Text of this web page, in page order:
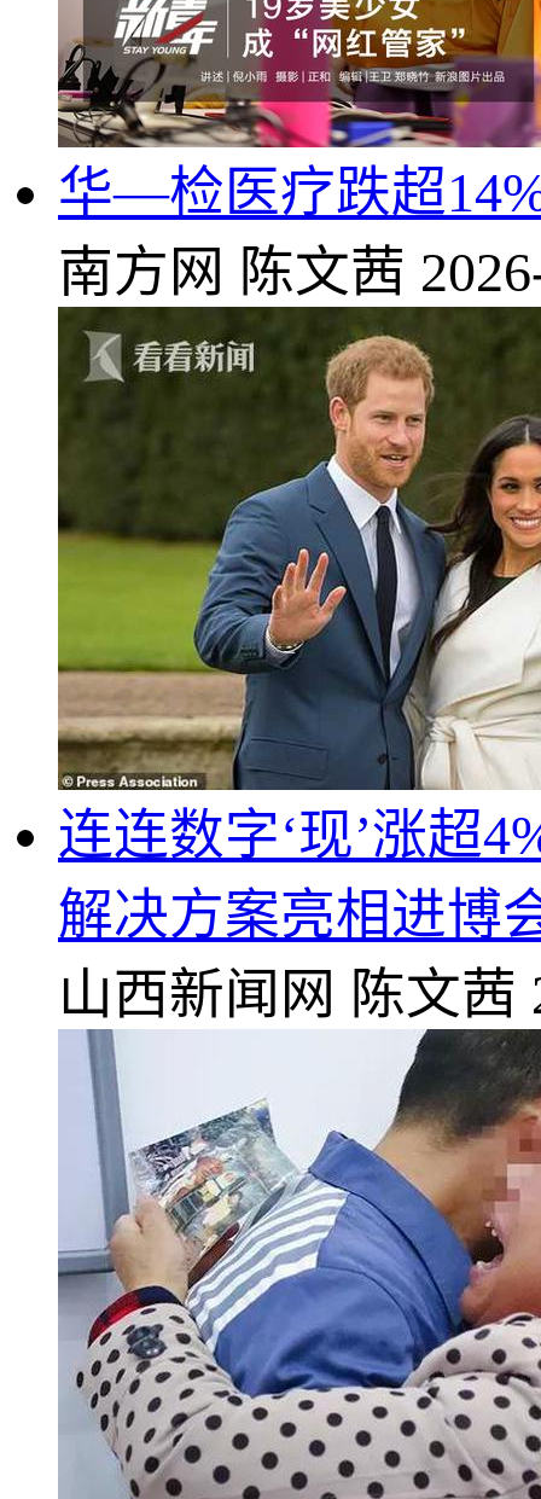
华—检医疗跌超
南方网 陈文茜
连连数字‘现’涨超
解决方案亮相进博
山西新闻网 陈文茜